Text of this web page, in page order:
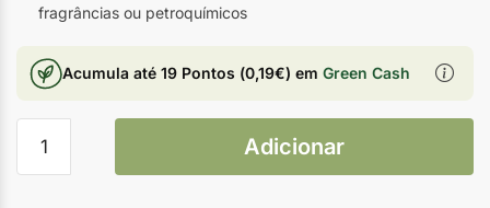
fragrâncias ou petroquímicos
Acumula até 19 Pontos (0,19€) em Green Cash
Adicionar